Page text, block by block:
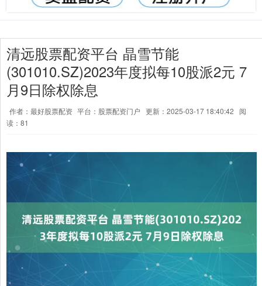
清远股票配资平台 晶雪节能
(301010.SZ)2023年度拟每10股派2元 7
月9日除权除息
作者：最好股票配资 平台：股票配资门户 更新：2025-03-17 18:40:42
阅
读：81